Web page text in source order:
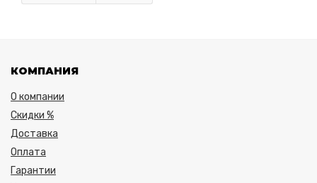
КОМПАНИЯ
О компании
Скидки %
Доставка
Оплата
Гарантии